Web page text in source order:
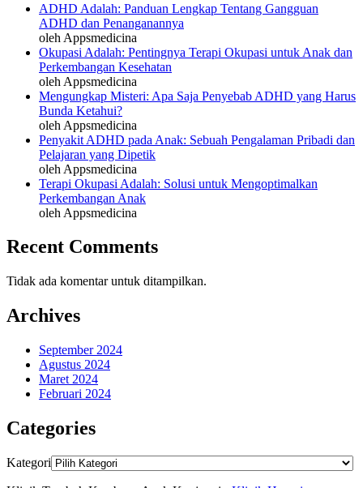
ADHD Adalah: Panduan Lengkap Tentang Gangguan
ADHD dan Penanganannya
oleh Appsmedicina
Okupasi Adalah: Pentingnya Terapi Okupasi untuk Anak dan
Perkembangan Kesehatan
oleh Appsmedicina
Mengungkap Misteri: Apa Saja Penyebab ADHD yang Harus
Bunda Ketahui?
oleh Appsmedicina
Penyakit ADHD pada Anak: Sebuah Pengalaman Pribadi dan
Pelajaran yang Dipetik
oleh Appsmedicina
Terapi Okupasi Adalah: Solusi untuk Mengoptimalkan
Perkembangan Anak
oleh Appsmedicina
Recent Comments
Tidak ada komentar untuk ditampilkan.
Archives
September 2024
Agustus 2024
Maret 2024
Februari 2024
Categories
Kategori